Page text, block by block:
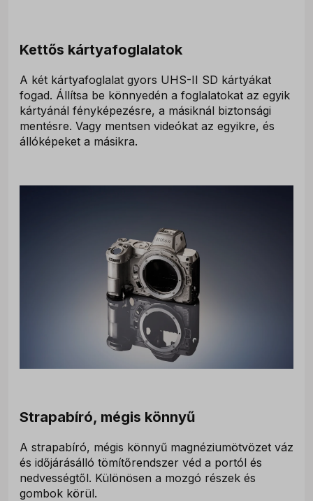
Kettős kártyafoglalatok
A két kártyafoglalat gyors UHS-II SD kártyákat
fogad. Állítsa be könnyedén a foglalatokat az egyik
kártyánál fényképezésre, a másiknál biztonsági
mentésre. Vagy mentsen videókat az egyikre, és
állóképeket a másikra.
Strapabíró, mégis könnyű
A strapabíró, mégis könnyű magnéziumötvözet váz
és időjárásálló tömítőrendszer véd a portól és
nedvességtől. Különösen a mozgó részek és
gombok körül.